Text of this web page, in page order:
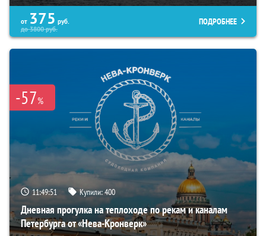
от 375 руб.
до3800руб.
ПОДРОБНЕЕ
-57%
11:49:50 Купили:400
Дневная прогулка на теплоходе по рекам и каналам
Петербурга от «Нева-Кронверк»